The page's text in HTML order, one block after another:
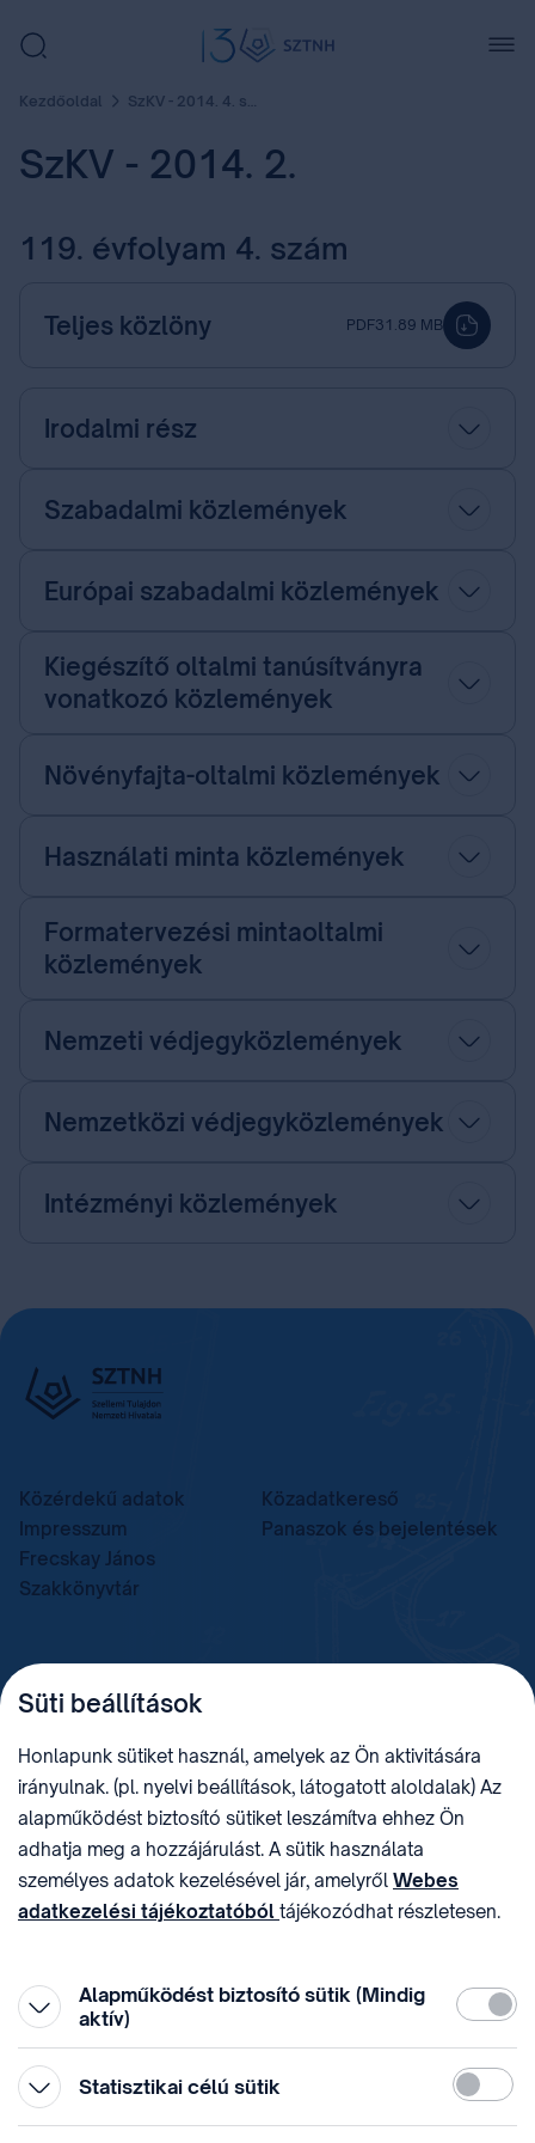
Kezdőoldal SzKV - 2014. 4. szám
SzKV - 2014. 2.
119. évfolyam 4. szám
Teljes közlöny PDF31.89 MB
Irodalmi rész
Szabadalmi közlemények
Európai szabadalmi közlemények
Kiegészítő oltalmi tanúsítványra
vonatkozó közlemények
Növényfajta-oltalmi közlemények
Használati minta közlemények
Formatervezési mintaoltalmi
közlemények
Nemzeti védjegyközlemények
Nemzetközi védjegyközlemények
Intézményi közlemények
Közérdekű adatok
Közadatkereső
Impresszum
Panaszok és bejelentések
Frecskay János
Szakkönyvtár
TELEFON
+36 (1) 312 4400
sztnh@hipo.gov.hu 15311746-2-42
CÍM
1081 Budapest II. János
Pál pápa tér 7.
HIVATAL RÖVID NEVE
SZTNHOPS, KRID:
174434905
KÖZÖSSÉGI MÉDIA
Süti beállítások
Honlapunk sütiket használ, amelyek az Ön aktivitására
irányulnak. (pl. nyelvi beállítások, látogatott aloldalak) Az
alapműködést biztosító sütiket leszámítva ehhez Ön
adhatja meg a hozzájárulást. A sütik használata
személyes adatok kezelésével jár, amelyről Webes
adatkezelési tájékoztatóból tájékozódhat részletesen.
Alapműködést biztosító sütik (Mindig
aktív)
Statisztikai célú sütik